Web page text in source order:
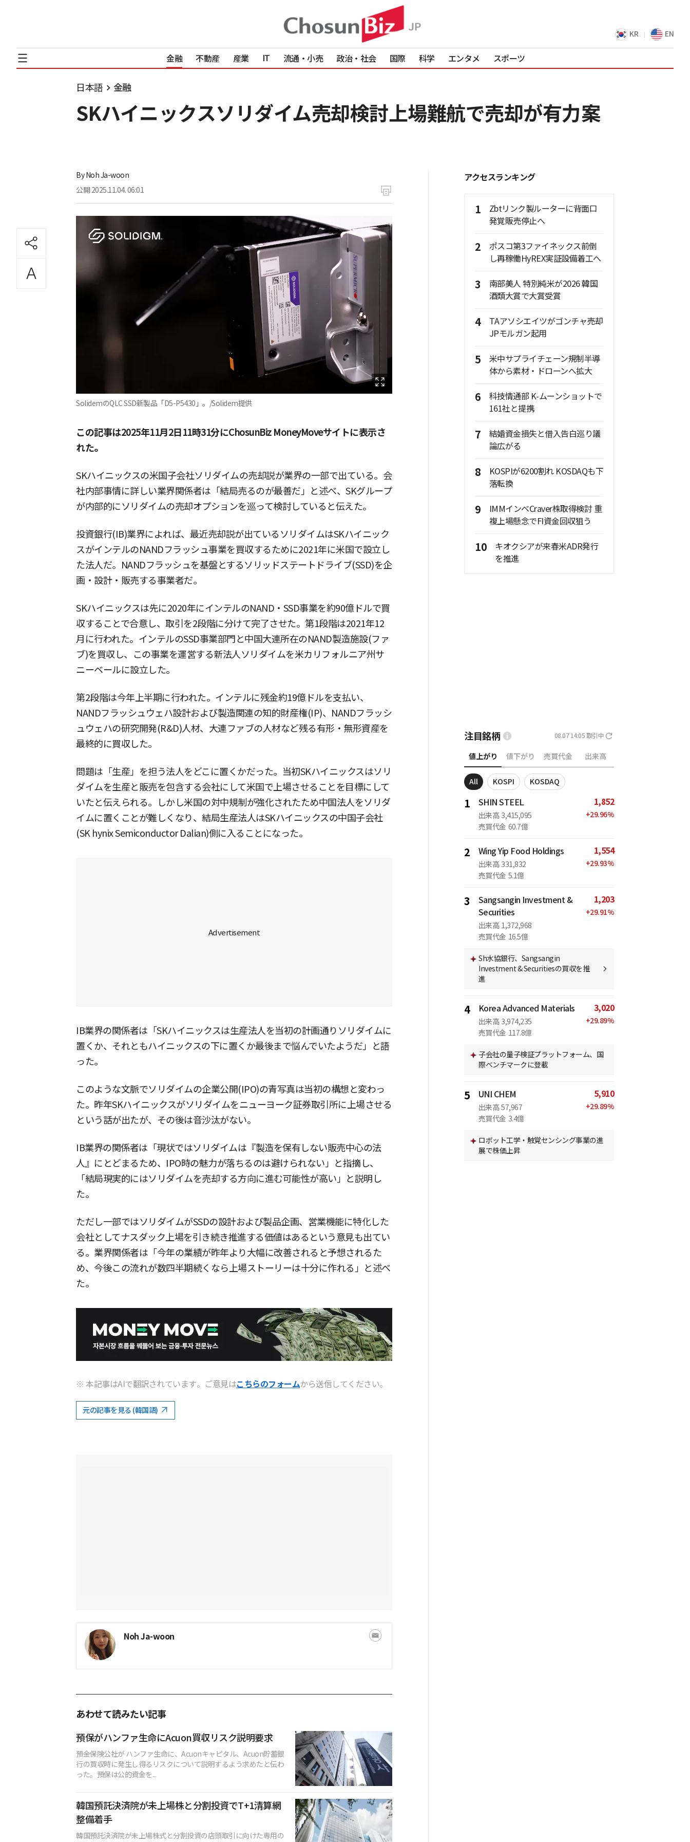
KR EN
金融 不動産 産業 IT 流通・小売 政治・社会 国際 科学 エンタメ スポーツ
日本語 金融
SKハイニックスソリダイム売却検討上場難航で売却が有力案
ByNoh Ja-woon
公開 2025.11.04. 06:01
SolidemのQLC SSD新製品「D5-P5430」。/Solidem提供
この記事は2025年11月2日11時31分にChosunBiz MoneyMoveサイトに表示さ
れた。
SKハイニックスの米国子会社ソリダイムの売却説が業界の一部で出ている。会
社内部事情に詳しい業界関係者は「結局売るのが最善だ」と述べ、SKグループ
が内部的にソリダイムの売却オプションを巡って検討していると伝えた。
投資銀行(IB)業界によれば、最近売却説が出ているソリダイムはSKハイニック
スがインテルのNANDフラッシュ事業を買収するために2021年に米国で設立し
た法人だ。NANDフラッシュを基盤とするソリッドステートドライブ(SSD)を企
画・設計・販売する事業者だ。
SKハイニックスは先に2020年にインテルのNAND・SSD事業を約90億ドルで買
収することで合意し、取引を2段階に分けて完了させた。第1段階は2021年12
月に行われた。インテルのSSD事業部門と中国大連所在のNAND製造施設(ファ
ブ)を買収し、この事業を運営する新法人ソリダイムを米カリフォルニア州サ
ニーベールに設立した。
第2段階は今年上半期に行われた。インテルに残金約19億ドルを支払い、
NANDフラッシュウェハ設計および製造関連の知的財産権(IP)、NANDフラッシ
ュウェハの研究開発(R&D)人材、大連ファブの人材など残る有形・無形資産を
最終的に買収した。
問題は「生産」を担う法人をどこに置くかだった。当初SKハイニックスはソリ
ダイムを生産と販売を包含する会社にして米国で上場させることを目標にして
いたと伝えられる。しかし米国の対中規制が強化されたため中国法人をソリダ
イムに置くことが難しくなり、結局生産法人はSKハイニックスの中国子会社
(SK hynix Semiconductor Dalian)側に入ることになった。
IB業界の関係者は「SKハイニックスは生産法人を当初の計画通りソリダイムに
置くか、それともハイニックスの下に置くか最後まで悩んでいたようだ」と語
った。
このような文脈でソリダイムの企業公開(IPO)の青写真は当初の構想と変わっ
た。昨年SKハイニックスがソリダイムをニューヨーク証券取引所に上場させる
という話が出たが、その後は音沙汰がない。
IB業界の関係者は「現状ではソリダイムは『製造を保有しない販売中心の法
人』にとどまるため、IPO時の魅力が落ちるのは避けられない」と指摘し、
「結局現実的にはソリダイムを売却する方向に進む可能性が高い」と説明し
た。
ただし一部ではソリダイムがSSDの設計および製品企画、営業機能に特化した
会社としてナスダック上場を引き続き推進する価値はあるという意見も出てい
る。業界関係者は「今年の業績が昨年より大幅に改善されると予想されるた
め、今後この流れが数四半期続くなら上場ストーリーは十分に作れる」と述べ
た。
※ 本記事はAIで翻訳されています。ご意見はこちらのフォームから送信してください。
元の記事を見る (韓国語)
Noh Ja-woon
あわせて読みたい記事
預保がハンファ生命にAcuon買収リスク説明要求
預金保険公社が ハンファ生命に、Acuonキャピタル、Acuon貯蓄銀
行の買収時に発生し得るリスクについて説明するよう求めたと伝わ
った。預保は公的資金を...
韓国預託決済院が未上場株と分割投資でT+1清算網
整備着手
韓国預託決済院が未上場株式と分割投資の店頭取引に向けた専用の
アクセスランキング
1
Zbtリンク製ルーターに背面口
発覚販売停止へ
2
ポスコ第3ファイネックス前倒
し再稼働HyREX実証設備着工へ
3
南部美人 特別純米が2026 韓国
酒類大賞で大賞受賞
4
TAアソシエイツがゴンチャ売却
JPモルガン起用
5
米中サプライチェーン規制半導
体から素材・ドローンへ拡大
6
科技情通部 K-ムーンショットで
161社と提携
7
結婚資金損失と借入告白巡り議
論広がる
8
KOSPIが6200割れ KOSDAQも下
落転換
9
IMMインベCraver株取得検討 重
複上場懸念でFI資金回収狙う
10
キオクシアが来春米ADR発行
を推進
注目銘柄 08.07 14:05 取引中
値上がり 値下がり 売買代金 出来高
All KOSPI KOSDAQ
1 SHIN STEEL
出来高 3,415,095
売買代金 60.7億
1,852
+29.96%
2 Wing Yip Food Holdings
出来高 331,832
売買代金 5.1億
1,554
+29.93%
3
Sangsangin Investment &
Securities
出来高 1,372,968
売買代金 16.5億
1,203
+29.91%
Sh水協銀行、Sangsangin
Investment & Securitiesの買収を推
進
4 Korea Advanced Materials
出来高 3,974,235
売買代金 117.8億
3,020
+29.89%
子会社の量子検証プラットフォーム、国
際ベンチマークに登載
5 UNI CHEM
出来高 57,967
売買代金 3.4億
5,910
+29.89%
ロボット工学・触覚センシング事業の進
展で株価上昇